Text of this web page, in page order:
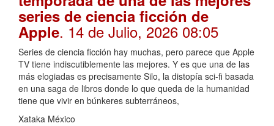
series de ciencia ficción de
Apple. 14 de Julio, 2026 08:05
Series de ciencia ficción hay muchas, pero parece que Apple
TV tiene indiscutiblemente las mejores. Y es que una de las
más elogiadas es precisamente Silo, la distopía sci-fi basada
en una saga de libros donde lo que queda de la humanidad
tiene que vivir en búnkeres subterráneos,
Xataka México